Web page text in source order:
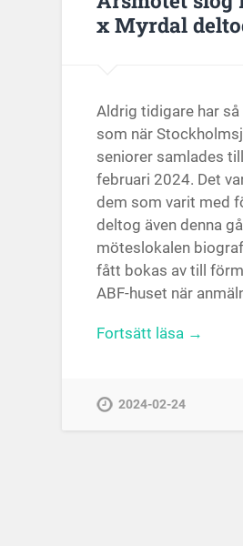
x Myrdal
Aldrig tidigare har
som när
seniorer samlades
februari 2024. Det
dem som varit med
deltog även denna
möteslokalen
fått bokas av till
ABF-huset när
Fortsätt läsa →
2024-02-24